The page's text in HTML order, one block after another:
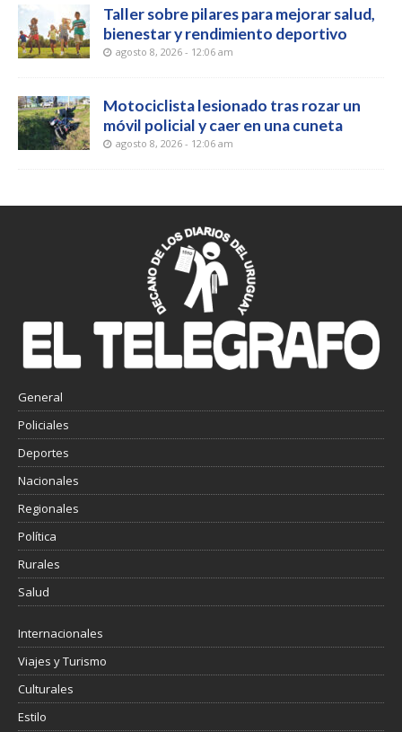
Taller sobre pilares para mejorar salud,
bienestar y rendimiento deportivo
agosto 8, 2026 - 12:06 am
Motociclista lesionado tras rozar un
móvil policial y caer en una cuneta
agosto 8, 2026 - 12:06 am
General
Policiales
Deportes
Nacionales
Regionales
Política
Rurales
Salud
Internacionales
Viajes y Turismo
Culturales
Estilo